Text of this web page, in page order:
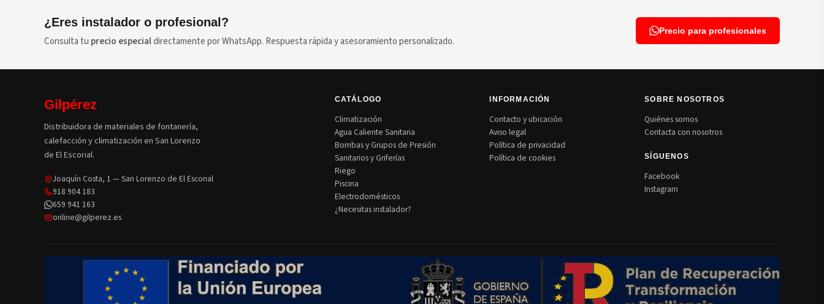
¿Eres instalador o profesional?
Consulta tu precio especialdirectamente por WhatsApp. Respuesta rápida y asesoramiento personalizado.
Precio para profesionales
Gilpérez
Distribuidora de materiales de fontanería,
calefacción y climatización en San Lorenzo
de El Escorial.
Joaquín Costa, 1 — San Lorenzo de El Escorial
918 904 183
659 941 163
online@gilperez.es
CATÁLOGO
Climatización
Agua Caliente Sanitaria
Bombas y Grupos de Presión
Sanitarios y Griferías
Riego
Piscina
Electrodomésticos
¿Necesitas instalador?
INFORMACIÓN
Contacto y ubicación
Aviso legal
Política de privacidad
Política de cookies
SOBRE NOSOTROS
Quiénes somos
Contacta con nosotros
SÍGUENOS
Facebook
Instagram